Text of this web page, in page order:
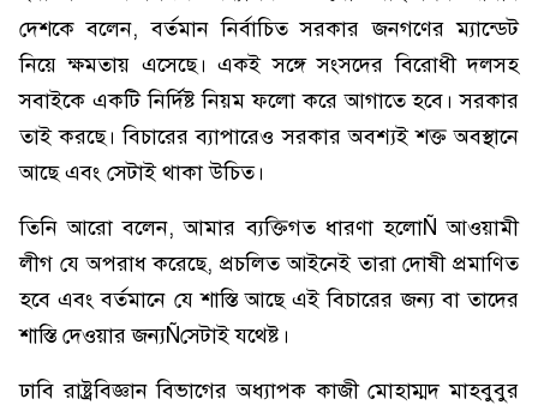
দেশকে বলেন, বর্তমান নির্বাচিত সরকার জনগণের ম্যান্ডেট
নিয়ে ক্ষমতায় এসেছে। একই সঙ্গে সংসদের বিরোধী দলসহ
সবাইকে একটি নির্দিষ্ট নিয়ম ফলো করে আগাতে হবে। সরকার
তাই করছে। বিচারের ব্যাপারেও সরকার অবশ্যই শক্ত অবস্থানে
আছে এবং সেটাই থাকা উচিত।
তিনি আরো বলেন, আমার ব্যক্তিগত ধারণা হলোÑ আওয়ামী
লীগ যে অপরাধ করেছে, প্রচলিত আইনেই তারা দোষী প্রমাণিত
হবে এবং বর্তমানে যে শাস্তি আছে এই বিচারের জন্য বা তাদের
শাস্তি দেওয়ার জন্যÑসেটাই যথেষ্ট।
ঢাবি রাষ্ট্রবিজ্ঞান বিভাগের অধ্যাপক কাজী মোহাম্মদ মাহবুবুর